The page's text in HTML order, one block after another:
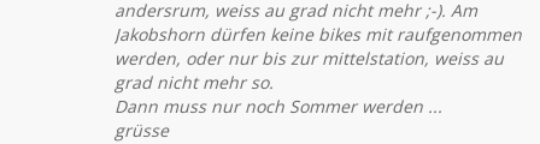
andersrum, weiss au grad nicht mehr ;-). Am
Jakobshorn dürfen keine bikes mit raufgenommen
werden, oder nur bis zur mittelstation, weiss au
grad nicht mehr so.
Dann muss nur noch Sommer werden ...
grüsse